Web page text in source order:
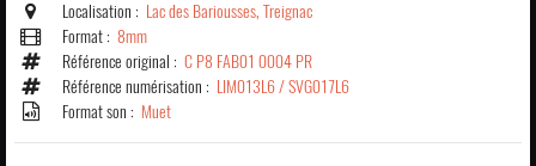
Localisation : Lac des Bariousses, Treignac
Format : 8mm
Référence original : C P8 FAB01 0004 PR
Référence numérisation : LIM013L6 / SVG017L6
Format son : Muet